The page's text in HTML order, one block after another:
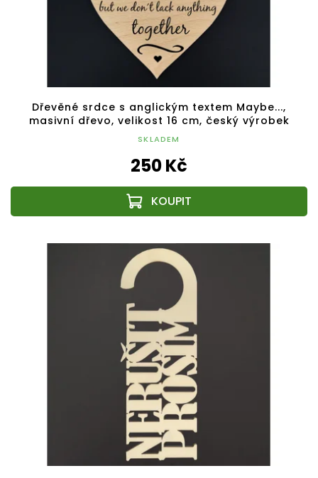
Dřevěné srdce s anglickým textem Maybe...,
masivní dřevo, velikost 16 cm, český výrobek
SKLADEM
250 Kč